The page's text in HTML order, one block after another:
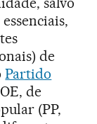
de
Partido
de
(PP,